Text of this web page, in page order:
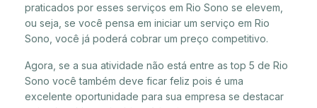
praticados por esses serviços em Rio Sono se elevem,
ou seja, se você pensa em iniciar um serviço em Rio
Sono, você já poderá cobrar um preço competitivo.
Agora, se a sua atividade não está entre as top 5 de Rio
Sono você também deve ficar feliz pois é uma
excelente oportunidade para sua empresa se destacar